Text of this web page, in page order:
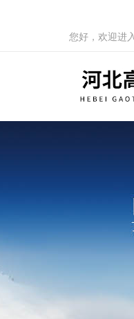
您好，欢迎进